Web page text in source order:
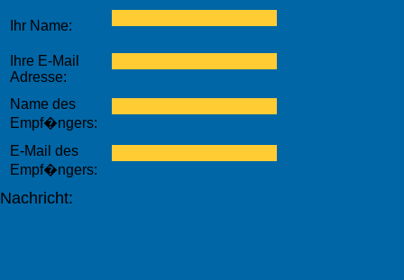
Ihr Name:
Ihre E-Mail
Adresse:
Name des
Empf�ngers:
E-Mail des
Empf�ngers:
Nachricht: